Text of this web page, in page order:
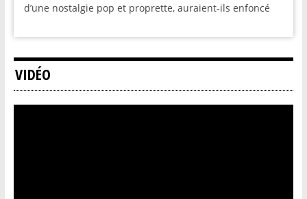
d’une nostalgie pop et proprette, auraient-ils enfoncé
VIDÉO